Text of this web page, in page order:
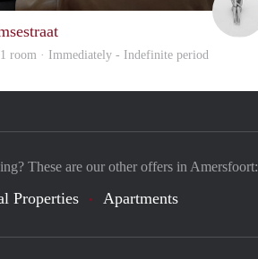
1 room · Immediately - Indefinite period
These are our other offers in Amersfoort:
Properties Apartments